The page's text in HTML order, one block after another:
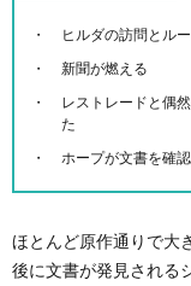
ヒルダの訪問とル
新聞が燃える
レストレードと偶
た
ホープが文書を確
ほとんど原作通りで大
後に文書が発見される